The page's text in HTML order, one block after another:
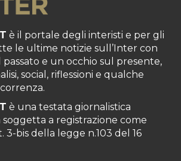
è il portale degli interisti e per gli
le ultime notizie sull’Inter con
e un occhio sul presente,
social, riflessioni e qualche
è una testata giornalistica
a registrazione come
3-bis della legge n.103 del 16